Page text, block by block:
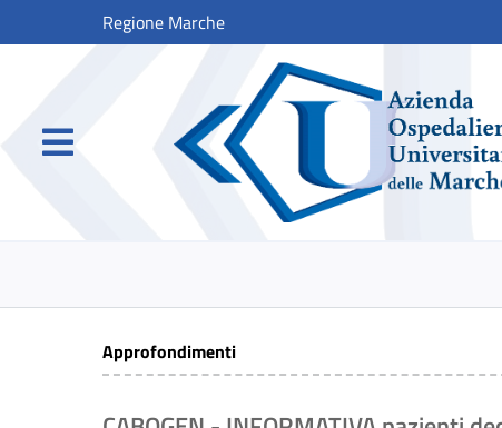
Regione Marche
Approfondimenti